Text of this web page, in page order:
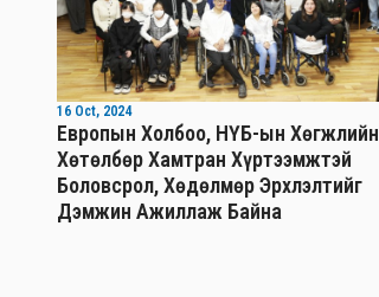
16 Oct, 2024
Европын Холбоо, НҮБ-ын Хөгжлийн
Хөтөлбөр Хамтран Хүртээмжтэй
Боловсрол, Хөдөлмөр Эрхлэлтийг
Дэмжин Ажиллаж Байна